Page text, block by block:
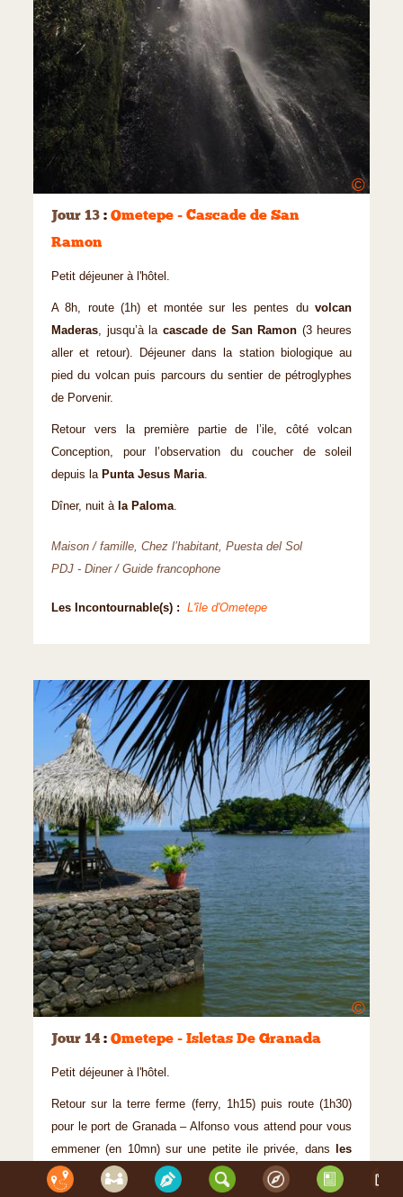
©
Jour 13 : Ometepe - Cascade de San
Ramon
Petit déjeuner à l'hôtel.
A 8h, route (1h) et montée sur les pentes du volcan
Maderas, jusqu’à la cascade de San Ramon (3 heures
aller et retour). Déjeuner dans la station biologique au
pied du volcan puis parcours du sentier de pétroglyphes
de Porvenir.
Retour vers la première partie de l’ile, côté volcan
Conception, pour l’observation du coucher de soleil
depuis la Punta Jesus Maria.
Dîner, nuit à la Paloma.
Maison / famille, Chez l’habitant, Puesta del Sol
PDJ - Diner / Guide francophone
Les Incontournable(s) : L'île d'Ometepe
©
Jour 14 : Ometepe - Isletas De Granada
Petit déjeuner à l'hôtel.
Retour sur la terre ferme (ferry, 1h15) puis route (1h30)
pour le port de Granada – Alfonso vous attend pour vous
emmener (en 10mn) sur une petite ile privée, dans
les
isletas de Granada. «El Roble, Une ile pour vous tout
seuls».